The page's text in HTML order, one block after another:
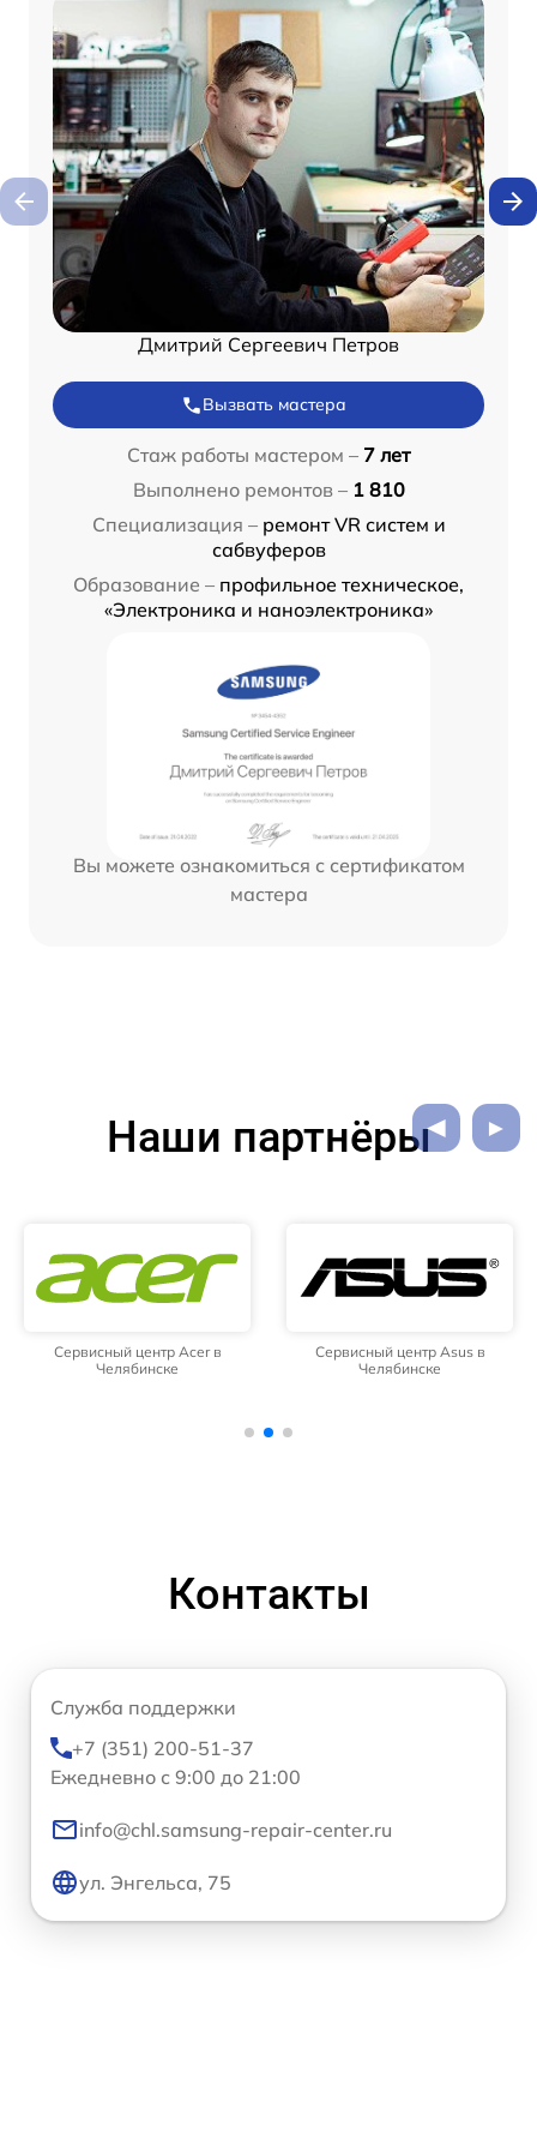
Дмитрий Сергеевич Петров
Вызвать мастера
Стаж работы мастером – 7 лет
Выполнено ремонтов – 1 810
Специализация – ремонт VR систем и
сабвуферов
Образование – профильное техническое,
«Электроника и наноэлектроника»
Вы можете ознакомиться с сертификатом
мастера
Наши партнёры
Сервисный центр Acer в
Челябинске
Сервисный центр Asus в
Челябинске
Контакты
Служба поддержки
+7 (351) 200-51-37
Ежедневно с 9:00 до 21:00
info@chl.samsung-repair-center.ru
ул. Энгельса, 75